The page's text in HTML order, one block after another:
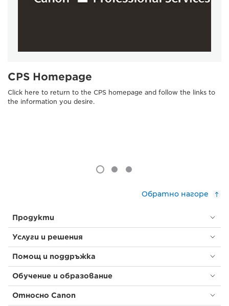
CPS Homepage
Click here to return to the CPS homepage and follow the links to
the information you desire.
Обратно нагоре
Продукти
Услуги и решения
Помощ и поддръжка
Обучение и образование
Относно Canon